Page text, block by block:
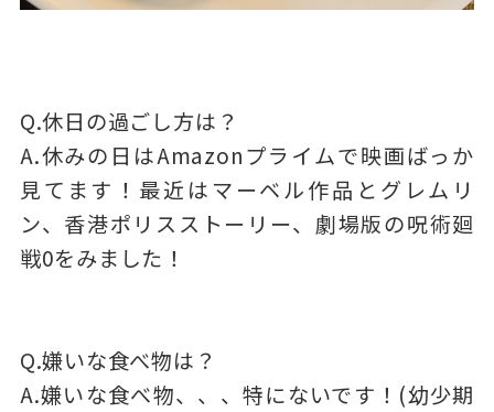
Q.休日の過ごし方は？
A.休みの日はAmazonプライムで映画ばっか
見てます！最近はマーベル作品とグレムリ
ン、香港ポリスストーリー、劇場版の呪術廻
戦0をみました！
Q.嫌いな食べ物は？
A.嫌いな食べ物、、、特にないです！(幼少期